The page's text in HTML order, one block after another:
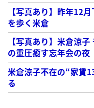
【写真あり】昨年12
を歩く米倉
【写真あり】米倉涼
の重圧癒す忘年会の夜
米倉涼子不在の“家賃
る